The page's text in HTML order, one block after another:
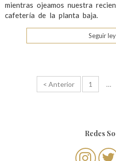
mientras ojeamos nuestra
cafetería de la planta baja.
Seguir
< Anterior 1 …
Redes